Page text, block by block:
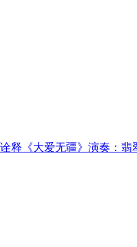
释《大爱无疆》演奏：翡